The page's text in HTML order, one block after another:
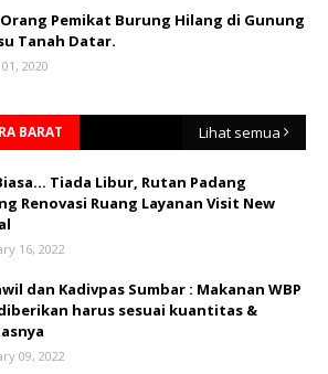
Orang Pemikat Burung Hilang di Gunung
Tanah Datar.
2020
BARAT Lihat semua
Tiada Libur, Rutan Padang
Renovasi Ruang Layanan Visit New
16, 2022
dan Kadivpas Sumbar : Makanan WBP
harus sesuai kuantitas &
09, 2022